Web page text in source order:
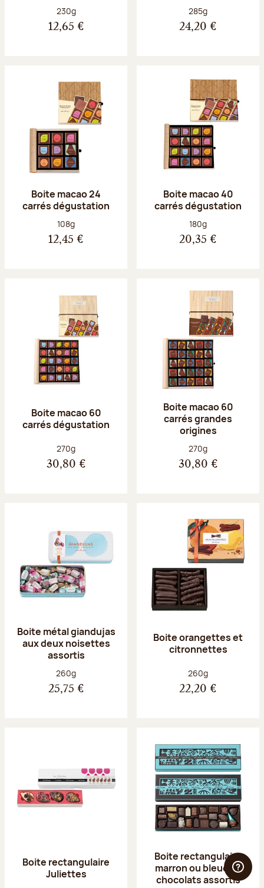
Poids net :
230g
12,65 €
Poids net :
285g
24,20 €
Boite macao 24
carrés dégustation
Poids net :
108g
12,45 €
Boite macao 40
carrés dégustation
Poids net :
180g
20,35 €
Boite macao 60
carrés dégustation
Poids net :
270g
30,80 €
Boite macao 60
carrés grandes
origines
Poids net :
270g
30,80 €
Boite métal giandujas
aux deux noisettes
assortis
Poids net :
260g
25,75 €
Boite orangettes et
citronnettes
Poids net :
260g
22,20 €
Boite rectangulaire
Juliettes
Boite rectangulaire
marron ou bleue 23
chocolats assortis